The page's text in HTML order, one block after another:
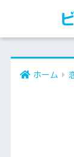
ホーム